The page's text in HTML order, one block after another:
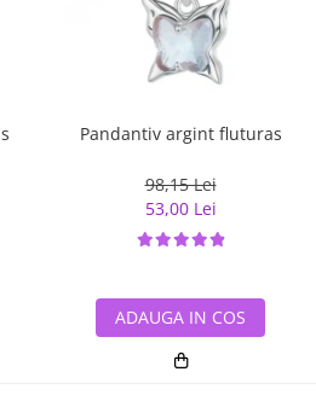
Pandantiv argint fluturas
98,15 Lei
53,00 Lei
ADAUGA IN COS